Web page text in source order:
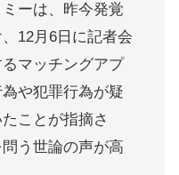
ーは、昨今発覚
12月6日に記者会
マッチングアプ
や犯罪行為が疑
ことが指摘さ
う世論の声が高